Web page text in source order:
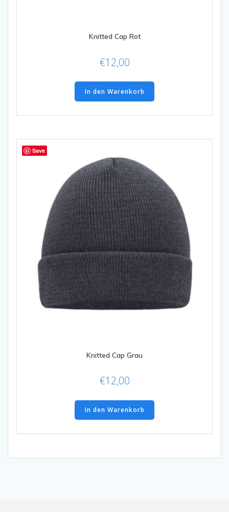
Knitted Cap Rot
€12,00
In den Warenkorb
Save
Knitted Cap Grau
€12,00
In den Warenkorb